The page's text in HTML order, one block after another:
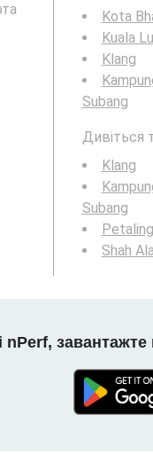
Kota
Kuala
Klang
Subang
Дивіться
Klang
Subang
Shah
nPerf,